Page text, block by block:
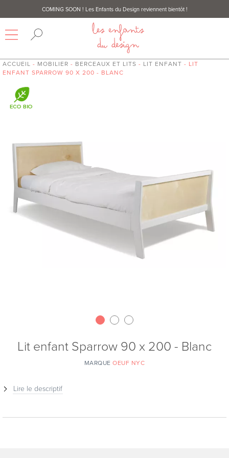
COMING SOON ! Les Enfants du Design reviennent bientôt !
ACCUEIL - MOBILIER - BERCEAUX ET LITS - LIT ENFANT - LIT
ENFANT SPARROW 90 X 200 - BLANC
Lit enfant Sparrow 90 x 200 - Blanc
MARQUEOEUF NYC
Lire le descriptif